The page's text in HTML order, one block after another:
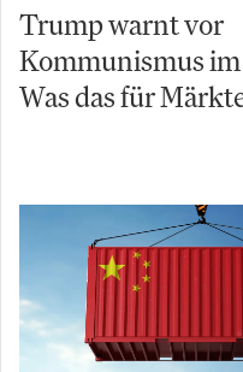
Trump warnt vor
Kommunismus
Was das für